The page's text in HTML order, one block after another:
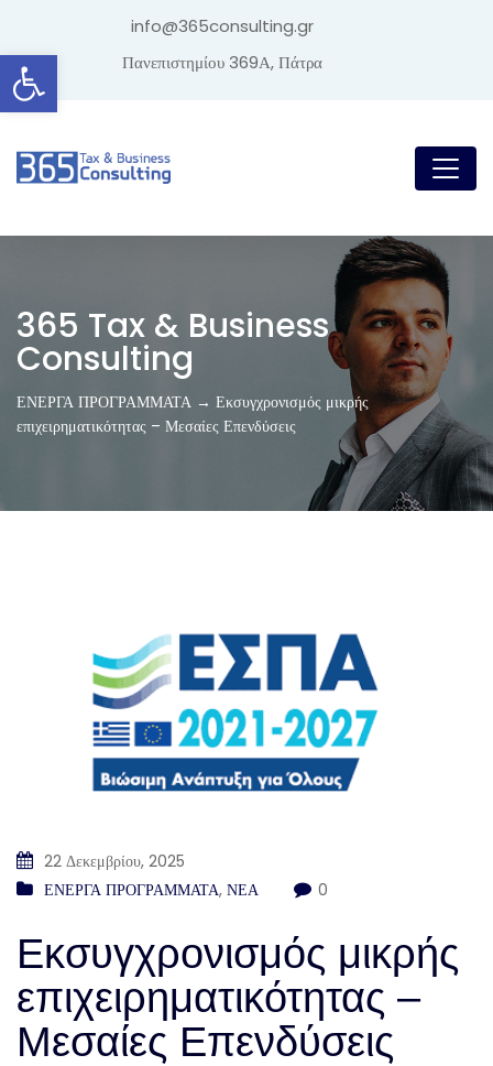
Ανοίξτε τη γραμμή εργαλείων
info@365consulting.gr
Πανεπιστημίου 369Α, Πάτρα
365 Tax & Business
Consulting
ΕΝΕΡΓΑ ΠΡΟΓΡΑΜΜΑΤΑ → Εκσυγχρονισμός μικρής
επιχειρηματικότητας – Μεσαίες Επενδύσεις
22 Δεκεμβρίου, 2025
ΕΝΕΡΓΑ ΠΡΟΓΡΑΜΜΑΤΑ, ΝΕΑ 0
Εκσυγχρονισμός μικρής
επιχειρηματικότητας –
Μεσαίες Επενδύσεις